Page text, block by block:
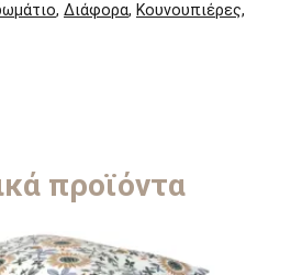
, Διάφορα, Κουνουπιέρες,
προϊόντα